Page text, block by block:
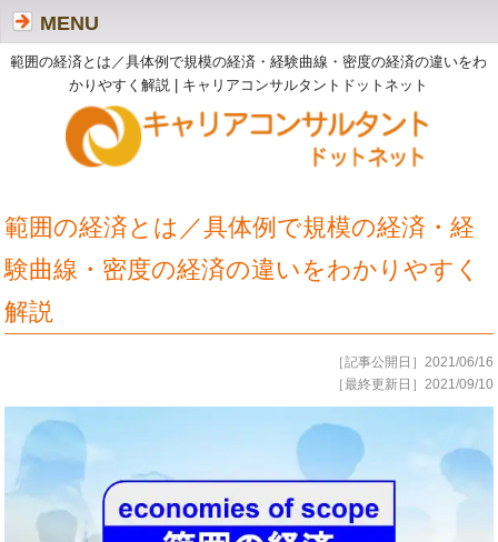
範囲の経済とは／具体例で規模の経済・経験曲線・密度の経済の違いをわ
かりやすく解説 | キャリアコンサルタントドットネット
MENU
範囲の経済とは／具体例で規模の経済・経
験曲線・密度の経済の違いをわかりやすく
解説
［記事公開日］2021/06/16
［最終更新日］2021/09/10